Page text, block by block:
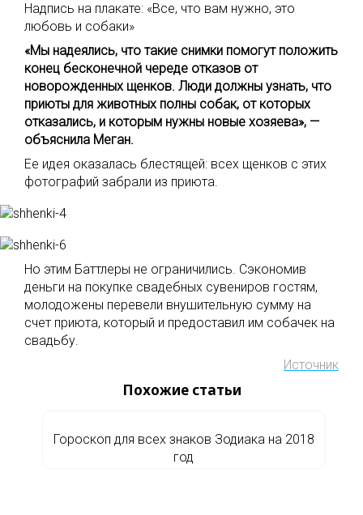
Надпись на плакате: «Все, что вам нужно, это
любовь и собаки»
«Мы надеялись, что такие снимки помогут положить
конец бесконечной череде отказов от
новорожденных щенков. Люди должны узнать, что
приюты для животных полны собак, от которых
отказались, и которым нужны новые хозяева», —
объяснила Меган.
Ее идея оказалась блестящей: всех щенков с этих
фотографий забрали из приюта.
Но этим Баттлеры не ограничились. Сэкономив
деньги на покупке свадебных сувениров гостям,
молодожены перевели внушительную сумму на
счет приюта, который и предоставил им собачек на
свадьбу.
Источник
Похожие статьи
Гороскоп для всех знаков Зодиака на 2018
год